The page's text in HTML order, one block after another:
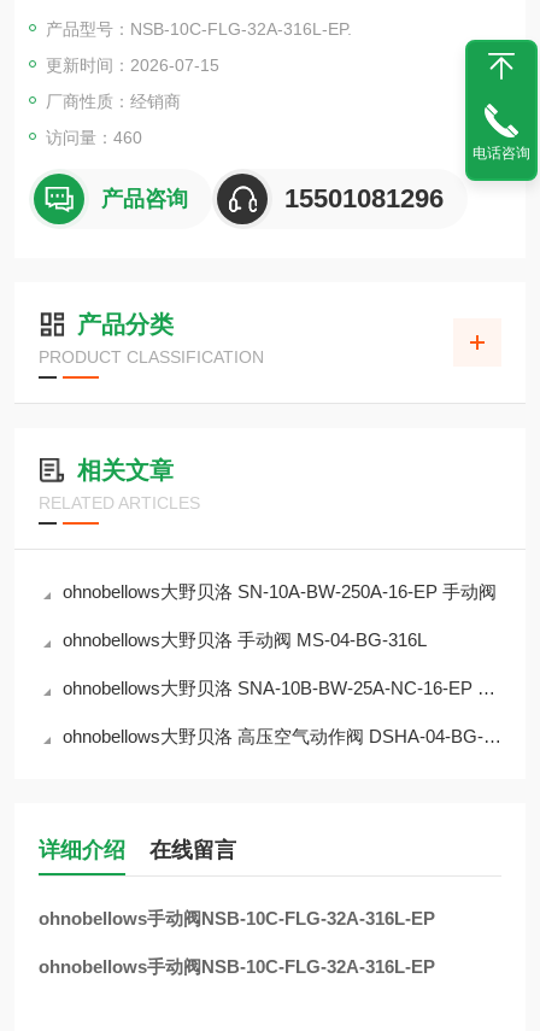
产品型号：NSB-10C-FLG-32A-316L-EP.
更新时间：2026-07-15
厂商性质：经销商
访问量：460
产品咨询 15501081296
产品分类
PRODUCT CLASSIFICATION
相关文章
RELATED ARTICLES
ohnobellows大野贝洛 SN-10A-BW-250A-16-EP 手动阀
ohnobellows大野贝洛 手动阀 MS-04-BG-316L
ohnobellows大野贝洛 SNA-10B-BW-25A-NC-16-EP 手动阀
ohnobellows大野贝洛 高压空气动作阀 DSHA-04-BG-NC-316L-EP 华北
详细介绍 在线留言
ohnobellows手动阀NSB-10C-FLG-32A-316L-EP
ohnobellows手动阀NSB-10C-FLG-32A-316L-EP
电话咨询